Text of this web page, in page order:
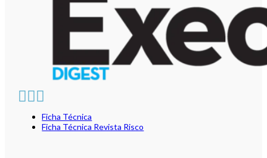
Ficha Técnica
Ficha Técnica Revista Risco